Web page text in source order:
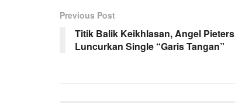
Previous Post
Titik Balik Keikhlasan, Angel Pieters
Luncurkan Single “Garis Tangan”